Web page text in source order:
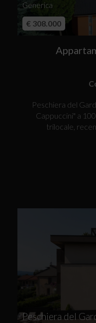
Generica
€ 308.000
Peschiera del
Cappuccini" a
trilocale,
Peschiera del